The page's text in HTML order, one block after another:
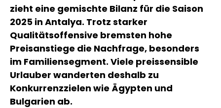
zieht eine gemischte Bilanz für die Saison
2025 in Antalya. Trotz starker
Qualitätsoffensive bremsten hohe
Preisanstiege die Nachfrage, besonders
im Familiensegment. Viele preissensible
Urlauber wanderten deshalb zu
Konkurrenzzielen wie Ägypten und
Bulgarien ab.